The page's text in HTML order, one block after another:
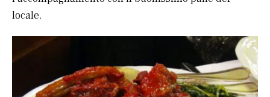
locale.